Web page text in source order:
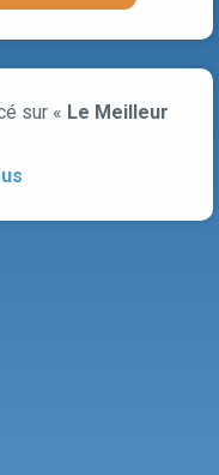
sur « Le Meilleur